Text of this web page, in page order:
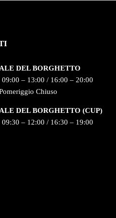
DEL BORGHETTO
09:00 – 13:00 / 16:00 – 20:00
Chiuso
DEL BORGHETTO (CUP)
09:30 – 12:00 / 16:30 – 19:00